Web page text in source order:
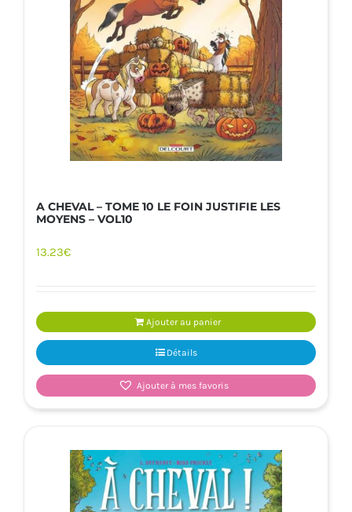
A CHEVAL – TOME 10 LE FOIN JUSTIFIE LES
MOYENS – VOL10
13.23€
Ajouter au panier
Détails
Ajouter à mes favoris